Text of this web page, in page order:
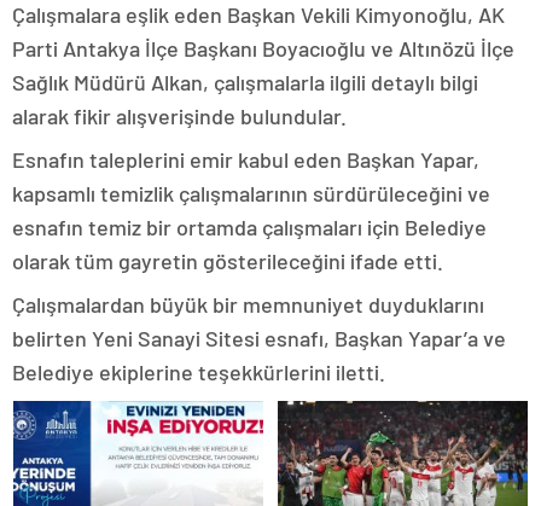
Çalışmalara eşlik eden Başkan Vekili Kimyonoğlu, AK
Parti Antakya İlçe Başkanı Boyacıoğlu ve Altınözü İlçe
Sağlık Müdürü Alkan, çalışmalarla ilgili detaylı bilgi
alarak fikir alışverişinde bulundular.
Esnafın taleplerini emir kabul eden Başkan Yapar,
kapsamlı temizlik çalışmalarının sürdürüleceğini ve
esnafın temiz bir ortamda çalışmaları için Belediye
olarak tüm gayretin gösterileceğini ifade etti.
Çalışmalardan büyük bir memnuniyet duyduklarını
belirten Yeni Sanayi Sitesi esnafı, Başkan Yapar’a ve
Belediye ekiplerine teşekkürlerini iletti.